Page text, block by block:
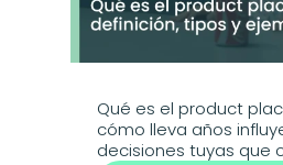
Qué es el product
cómo lleva años
decisiones tuyas que